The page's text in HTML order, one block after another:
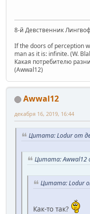
8-й Девственник
If the doors of perception
man as it is: infinite. (W.
Какая потребителю
(Awwal12)
Awwal12
декабря 16, 2019, 16:44
Цитата: Lodur от
Цитата: Awwal12
Цитата: Lodur
Как-то так?